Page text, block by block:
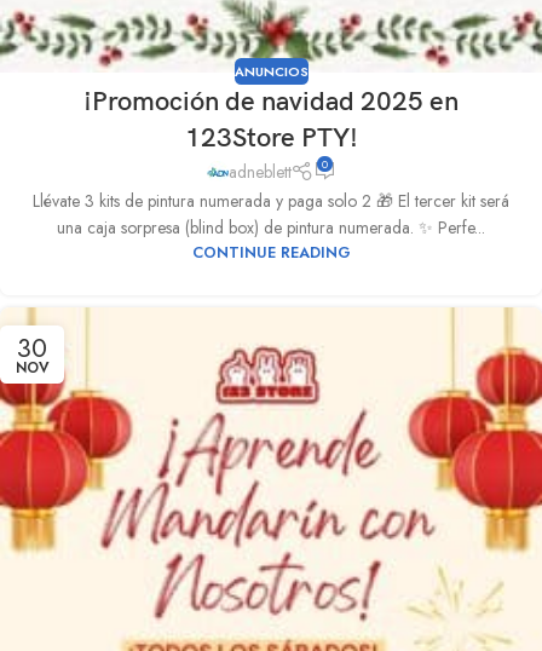
ANUNCIOS
¡Promoción de navidad 2025 en
123Store PTY!
adneblett 0
Llévate 3 kits de pintura numerada y paga solo 2 🎁 El tercer kit será
una caja sorpresa (blind box) de pintura numerada. ✨ Perfe...
CONTINUE READING
30
NOV